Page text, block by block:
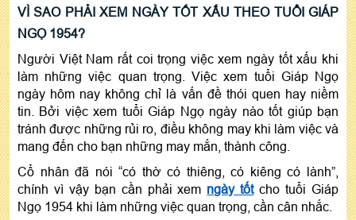
VÌ SAO PHẢI XEM NGÀY TỐT XẤU THEO TUỔI GIÁP
NGỌ 1954?
Người Việt Nam rất coi trọng việc xem ngày tốt xấu khi
làm những việc quan trọng. Việc xem tuổi Giáp Ngọ
ngày hôm nay không chỉ là vấn đề thói quen hay niềm
tin. Bởi việc xem tuổi Giáp Ngọ ngày nào tốt giúp bạn
tránh được những rủi ro, điều không may khi làm việc và
mang đến cho bạn những may mắn, thành công.
Cổ nhân đã nói “có thờ có thiêng, có kiêng có lành”,
chính vì vậy bạn cần phải xem ngày tốtcho tuổi Giáp
Ngọ 1954 khi làm những việc quan trọng, cần cân nhắc.